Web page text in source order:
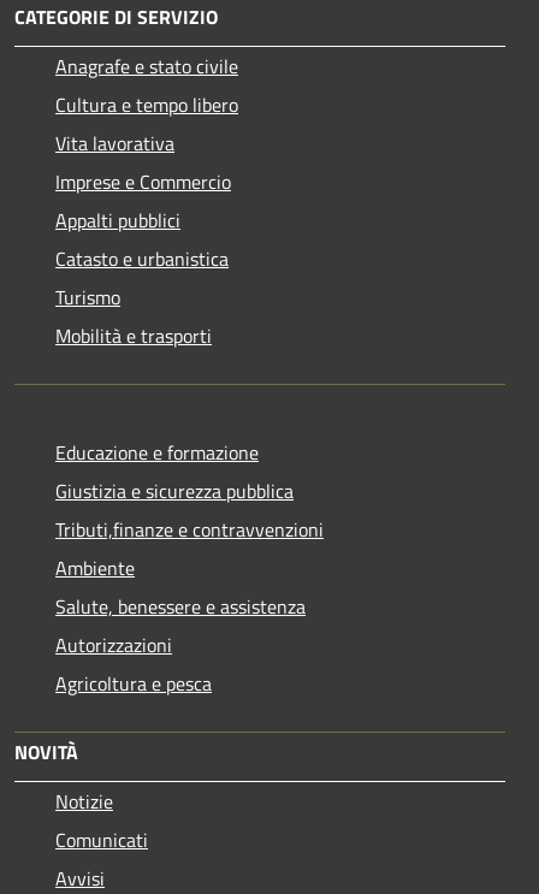
CATEGORIE DI SERVIZIO
Anagrafe e stato civile
Cultura e tempo libero
Vita lavorativa
Imprese e Commercio
Appalti pubblici
Catasto e urbanistica
Turismo
Mobilità e trasporti
Educazione e formazione
Giustizia e sicurezza pubblica
Tributi,finanze e contravvenzioni
Ambiente
Salute, benessere e assistenza
Autorizzazioni
Agricoltura e pesca
NOVITÀ
Notizie
Comunicati
Avvisi